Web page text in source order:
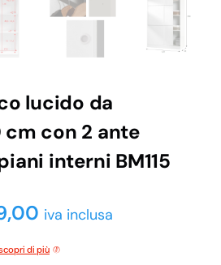
lucido da
con 2 ante
interni BM115
iva inclusa
di più